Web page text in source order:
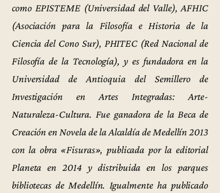
como EPISTEME (Universidad del Valle), AFHIC
(Asociación para la Filosofía e Historia de la
Ciencia del Cono Sur), PHITEC (Red Nacional de
Filosofía de la Tecnología), y es fundadora en la
Universidad de Antioquia del Semillero de
Investigación en Artes Integradas: Arte-
Naturaleza-Cultura. Fue ganadora de la Beca de
Creación en Novela de la Alcaldía de Medellín 2013
con la obra «Fisuras», publicada por la editorial
Planeta en 2014 y distribuida en los parques
bibliotecas de Medellín. Igualmente ha publicado